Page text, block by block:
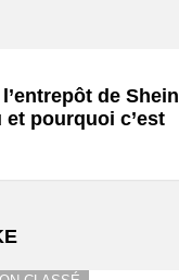
de Shein
et pourquoi c’est